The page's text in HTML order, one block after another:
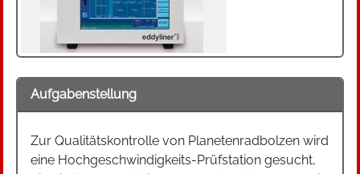
Aufgabenstellung
Zur Qualitätskontrolle von Planetenradbolzen wird
eine Hochgeschwindigkeits-Prüfstation gesucht,